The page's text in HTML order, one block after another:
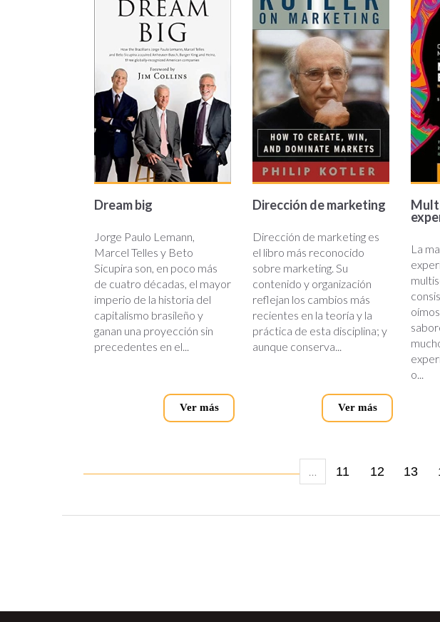
big.jpg
Dream big
Jorge Paulo Lemann,
Marcel Telles y Beto
Sicupira son, en poco más
de cuatro décadas, el mayor
imperio de la historia del
capitalismo brasileño y
ganan una proyección sin
precedentes en el...
Ver más
marketing.jpg
Dirección de marketing
Dirección de marketing es
el libro más reconocido
sobre marketing. Su
contenido y organización
reflejan los cambios más
recientes en la teoría y la
práctica de esta disciplina; y
aunque conserva...
Ver más
La
o...
11 12 13